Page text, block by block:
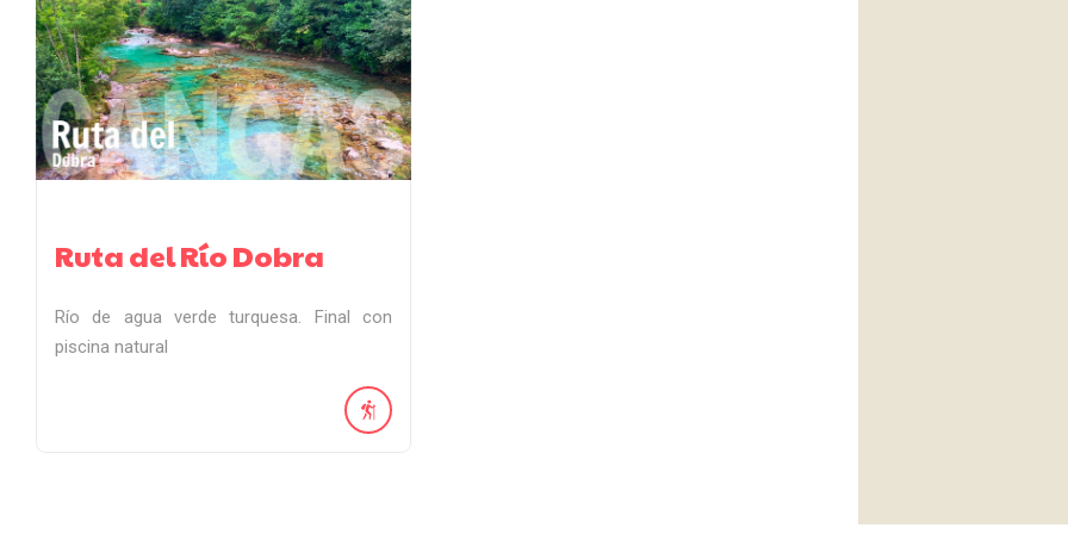
Ruta del Río Dobra
Río de agua verde turquesa. Final con
piscina natural